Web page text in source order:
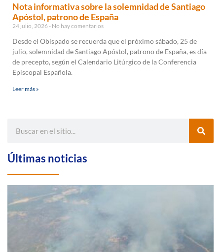
Nota informativa sobre la solemnidad de Santiago
Apóstol, patrono de España
24 julio, 2026 No hay comentarios
Desde el Obispado se recuerda que el próximo sábado, 25 de
julio, solemnidad de Santiago Apóstol, patrono de España, es día
de precepto, según el Calendario Litúrgico de la Conferencia
Episcopal Española.
Leer más »
Últimas noticias